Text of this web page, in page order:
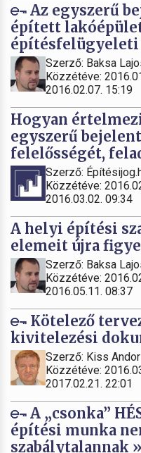
Az egyszerű
épített
építésfelügyeleti
Szerző: Baksa
Közzétéve:
2016.02.07. 15:19
Hogyan
egyszerű
felelősségét,
Szerző:
Közzétéve:
2016.03.02. 09:34
A helyi építési
elemeit újra
Szerző: Baksa
Közzétéve:
2016.05.11. 08:37
Kötelező
kivitelezési
Szerző: Kiss Andor
Közzétéve:
2017.02.21. 22:01
A „csonka”
építési munka
szabálytalannak »